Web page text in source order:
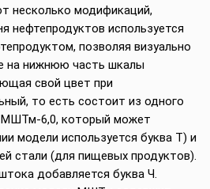
несколько модификаций,
нефтепродуктов используется
позволяя визуально
на нижнюю часть шкалы
свой цвет при
то есть состоит из одного
МШТм-6,0, который может
модели используется буква Т) и
стали (для пищевых продуктов).
добавляется буква Ч.